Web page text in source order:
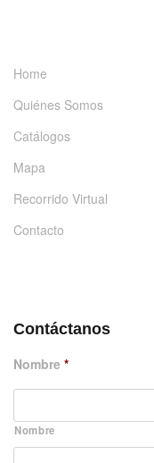
Home
Quiénes Somos
Catálogos
Mapa
Recorrido Virtual
Contacto
Contáctanos
Nombre *
Nombre